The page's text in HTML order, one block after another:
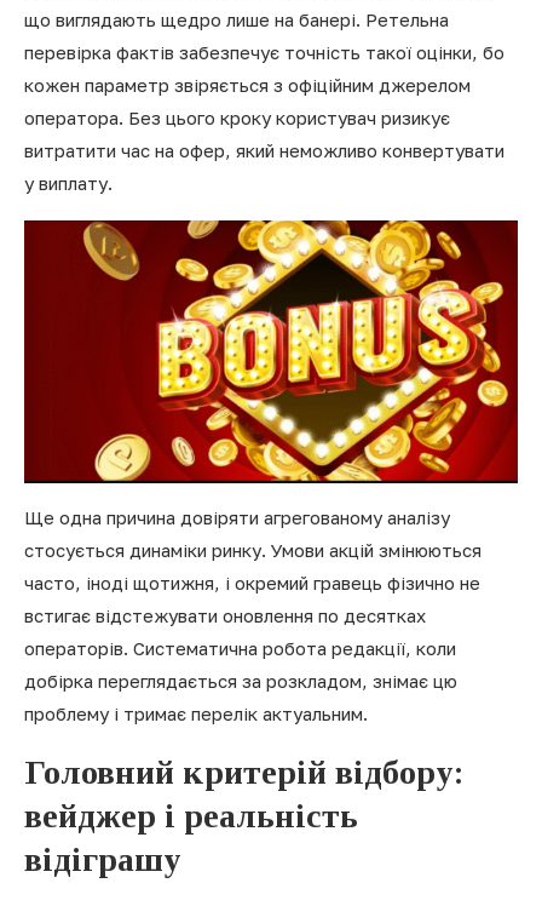
що виглядають щедро лише на банері. Ретельна
перевірка фактів забезпечує точність такої оцінки, бо
кожен параметр звіряється з офіційним джерелом
оператора. Без цього кроку користувач ризикує
витратити час на офер, який неможливо конвертувати
у виплату.
Ще одна причина довіряти агрегованому аналізу
стосується динаміки ринку. Умови акцій змінюються
часто, іноді щотижня, і окремий гравець фізично не
встигає відстежувати оновлення по десятках
операторів. Систематична робота редакції, коли
добірка переглядається за розкладом, знімає цю
проблему і тримає перелік актуальним.
Головний критерій відбору:
вейджер і реальність
відіграшу